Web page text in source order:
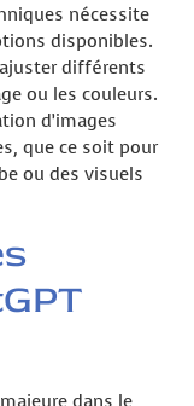
nécessite
disponibles.
différents
ou les couleurs.
d’images
que ce soit pour
ou des visuels